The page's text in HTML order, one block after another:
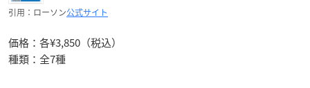
引用：ローソン公式サイト
価格：各¥3,850（税込）
種類：全7種